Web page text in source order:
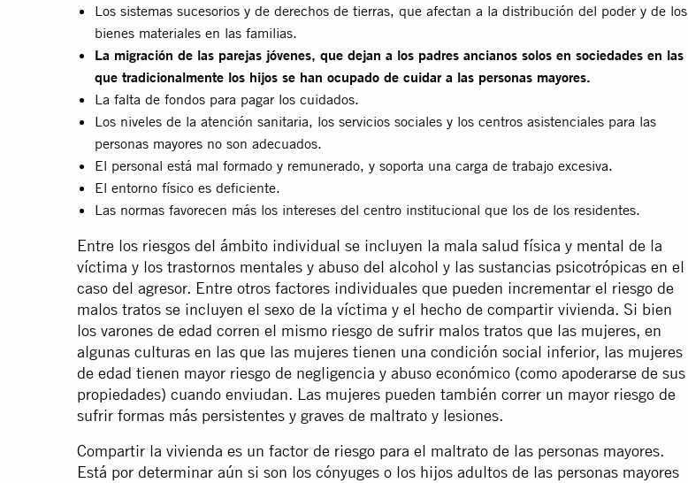
Los sistemas sucesorios y de derechos de tierras, que afectan a la distribución del poder y de los
bienes materiales en las familias.
La migración de las parejas jóvenes, que dejan a los padres ancianos solos en sociedades en las
que tradicionalmente los hijos se han ocupado de cuidar a las personas mayores.
La falta de fondos para pagar los cuidados.
Los niveles de la atención sanitaria, los servicios sociales y los centros asistenciales para las
personas mayores no son adecuados.
El personal está mal formado y remunerado, y soporta una carga de trabajo excesiva.
El entorno físico es deficiente.
Las normas favorecen más los intereses del centro institucional que los de los residentes.
Entre los riesgos del ámbito individual se incluyen la mala salud física y mental de la
víctima y los trastornos mentales y abuso del alcohol y las sustancias psicotrópicas en el
caso del agresor. Entre otros factores individuales que pueden incrementar el riesgo de
malos tratos se incluyen el sexo de la víctima y el hecho de compartir vivienda. Si bien
los varones de edad corren el mismo riesgo de sufrir malos tratos que las mujeres, en
algunas culturas en las que las mujeres tienen una condición social inferior, las mujeres
de edad tienen mayor riesgo de negligencia y abuso económico (como apoderarse de sus
propiedades) cuando enviudan. Las mujeres pueden también correr un mayor riesgo de
sufrir formas más persistentes y graves de maltrato y lesiones.
Compartir la vivienda es un factor de riesgo para el maltrato de las personas mayores.
Está por determinar aún si son los cónyuges o los hijos adultos de las personas mayores